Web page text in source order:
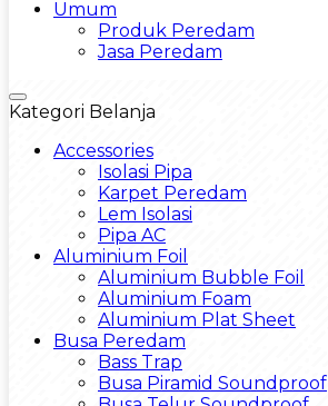
Umum
Produk Peredam
Jasa Peredam
Kategori Belanja
Accessories
Isolasi Pipa
Karpet Peredam
Lem Isolasi
Pipa AC
Aluminium Foil
Aluminium Bubble Foil
Aluminium Foam
Aluminium Plat Sheet
Busa Peredam
Bass Trap
Busa Piramid Soundproof